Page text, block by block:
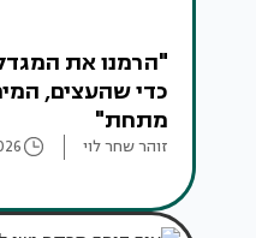
"הרמנו את
כדי שהעצים,
מתחת"
זוהר שחר לוי